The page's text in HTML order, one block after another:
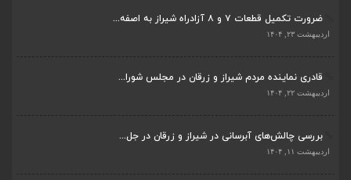
ضرورت تکمیل قطعات ۷ و ۸ آزادراه شیراز به اصفه...
اردیبهشت ۲۳, ۱۴۰۴
قادری نماینده مردم شیراز و زرقان در مجلس شورا...
اردیبهشت ۲۲, ۱۴۰۴
بررسی چالش‌های آبرسانی در شیراز و زرقان در جل...
اردیبهشت ۱۱, ۱۴۰۴
جلسه اعضای شورای بخش مرکزی شیراز با دفتر دکتر...
پیگیری دکتر قادری و سایر نمایندگان شیراز ارتق...
ضرورت تکمیل قطعات ۷ و ۸ آزادراه شیراز به اصفه...